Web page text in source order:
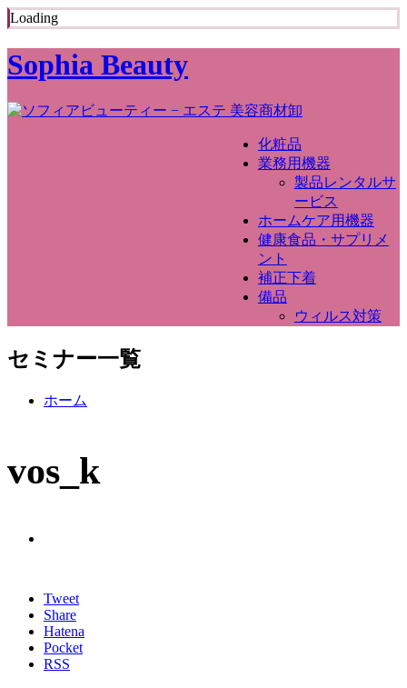
Loading
Sophia Beauty
化粧品
業務用機器
製品レンタルサ
ービス
ホームケア用機器
健康食品・サプリメ
ント
補正下着
備品
ウィルス対策
セミナー一覧
ホーム
vos_k
Tweet
Share
Hatena
Pocket
RSS